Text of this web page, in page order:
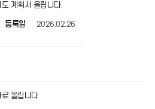
계획서 올립니다.
등록일 2026.02.26
올립니다